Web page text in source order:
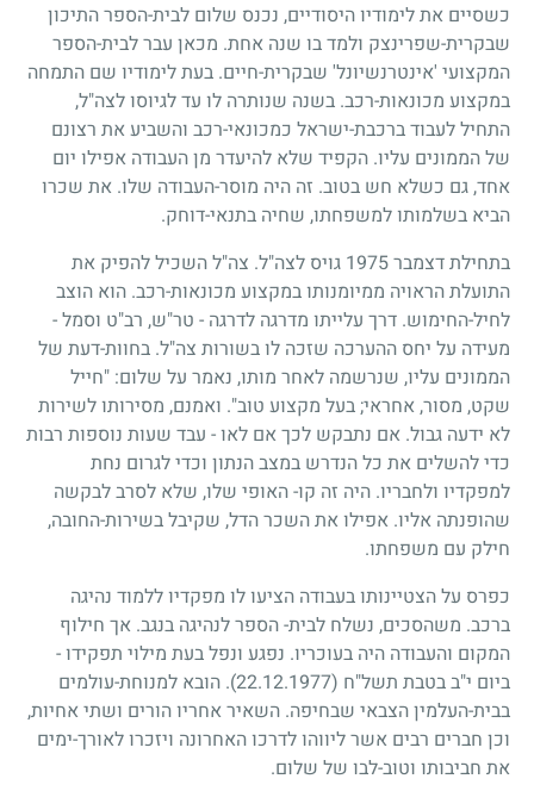
כשסיים את לימודיו היסודיים, נכנס שלום לבית-הספר התיכון
שבקרית-שפרינצק ולמד בו שנה אחת. מכאן עבר לבית-הספר
המקצועי 'אינטרנשיונל' שבקרית-חיים. בעת לימודיו שם התמחה
במקצוע מכונאות-רכב. בשנה שנותרה לו עד לגיוסו לצה"ל,
התחיל לעבוד ברכבת-ישראל כמכונאי-רכב והשביע את רצונם
של הממונים עליו. הקפיד שלא להיעדר מן העבודה אפילו יום
אחד, גם כשלא חש בטוב. זה היה מוסר-העבודה שלו. את שכרו
הביא בשלמותו למשפחתו, שחיה בתנאי-דוחק.
בתחילת דצמבר1975 גויס לצה"ל. צה"ל השכיל להפיק את
התועלת הראויה ממיומנותו במקצוע מכונאות-רכב. הוא הוצב
לחיל-החימוש. דרך עלייתו מדרגה לדרגה - טר"ש, רב"ט וסמל -
מעידה על יחס ההערכה שזכה לו בשורות צה"ל. בחוות-דעת של
הממונים עליו, שנרשמה לאחר מותו, נאמר על שלום: "חייל
שקט, מסור, אחראי;בעל מקצוע טוב". ואמנם, מסירותו לשירות
לא ידעה גבול. אם נתבקש לכך אם לאו - עבד שעות נוספות רבות
כדי להשלים את כל הנדרש במצב הנתון וכדי לגרום נחת
למפקדיו ולחבריו. היה זה קו- האופי שלו, שלא לסרב לבקשה
שהופנתה אליו. אפילו את השכר הדל, שקיבל בשירות-החובה,
חילק עם משפחתו.
כפרס על הצטיינותו בעבודה הציעו לו מפקדיו ללמוד נהיגה
ברכב. משהסכים, נשלח לבית- הספר לנהיגה בנגב. אך חילוף
המקום והעבודה היה בעוכריו. נפגע ונפל בעת מילוי תפקידו -
ביום י"ב בטבת תשל"ח 22.12.1977)). הובא למנוחת-עולמים
בבית-העלמין הצבאי שבחיפה. השאיר אחריו הורים ושתי אחיות,
וכן חברים רבים אשר ליווהו לדרכו האחרונה ויזכרו לאורך-ימים
את חביבותו וטוב-לבו של שלום.